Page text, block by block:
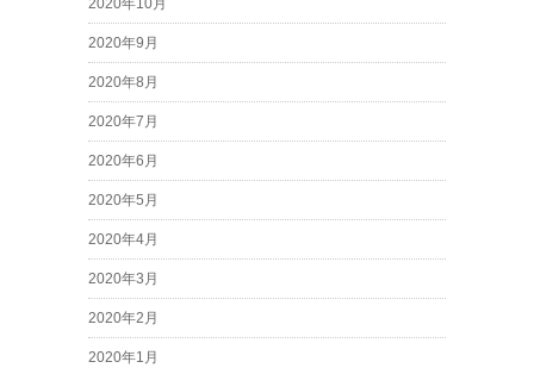
2020年10月
2020年9月
2020年8月
2020年7月
2020年6月
2020年5月
2020年4月
2020年3月
2020年2月
2020年1月